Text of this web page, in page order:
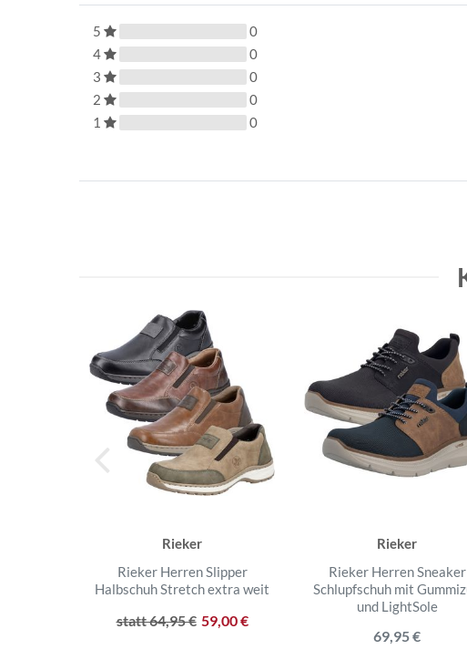
5
0
4
0
3
0
2
0
1
0
Rieker
Rieker Herren Slipper
Halbschuh Stretch extra weit
statt 64,95 € 59,00 €
Rieker
Rieker Herren Sneaker
Schlupfschuh mit
und LightSole
69,95 €